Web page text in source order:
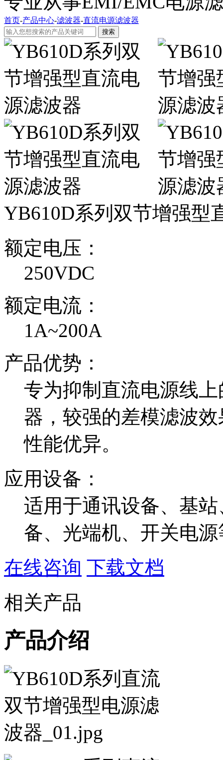
首页-产品中心-滤波器-直流电源滤波器
搜索
YB610D系列双节增强型
额定电压：
250VDC
额定电流：
1A~200A
产品优势：
专为抑制直流电源线
器，较强的差模滤波
性能优异。
应用设备：
适用于通讯设备、基
备、光端机、开关电
在线咨询 下载文档
相关产品
产品介绍